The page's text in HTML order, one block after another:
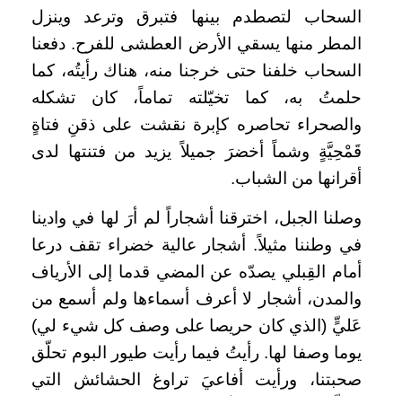
السحاب لتصطدم بينها فتبرق وترعد وينزل
المطر منها يسقي الأرض العطشى للفرح. دفعنا
السحاب خلفنا حتى خرجنا منه، هناك رأيتُه، كما
حلمتُ به، كما تخيّلته تماماً، كان تشكله
والصحراء تحاصره كإبرة نقشت على ذقنِ فتاةٍ
قَمْحِيَّةٍ وشماً أخضرَ جميلاً يزيد من فتنتها لدى
أقرانها من الشباب.
وصلنا الجبل، اخترقنا أشجاراً لم أرَ لها في وادينا
في وطننا مثيلاً. أشجار عالية خضراء تقف درعا
أمام القِبلي يصدّه عن المضي قدما إلى الأرياف
والمدن، أشجار لا أعرف أسماءها ولم أسمع من
عَليٍّ (الذي كان حريصا على وصف كل شيء لي)
يوما وصفا لها. رأيتُ فيما رأيت طيور البوم تحلّق
صحبتنا، ورأيت أفاعيَ تراوغ الحشائش التي